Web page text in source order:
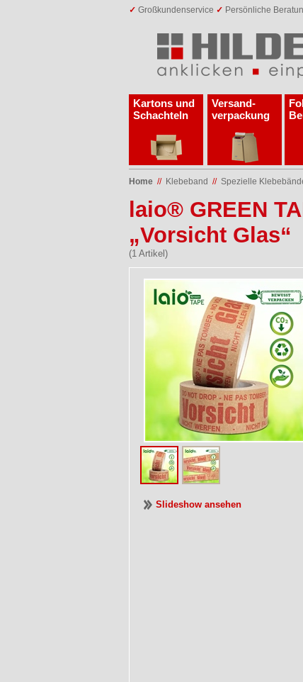
✓ Großkundenservice ✓ Persönliche
Kartons und
Schachteln
Versand­
verpackung
Home // Klebeband // Spezielle
laio® GREEN
„Vorsicht Glas“
(1 Artikel)
Slideshow ansehen